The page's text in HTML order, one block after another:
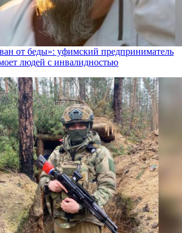
от беды»: уфимский предприниматель
людей с инвалидностью